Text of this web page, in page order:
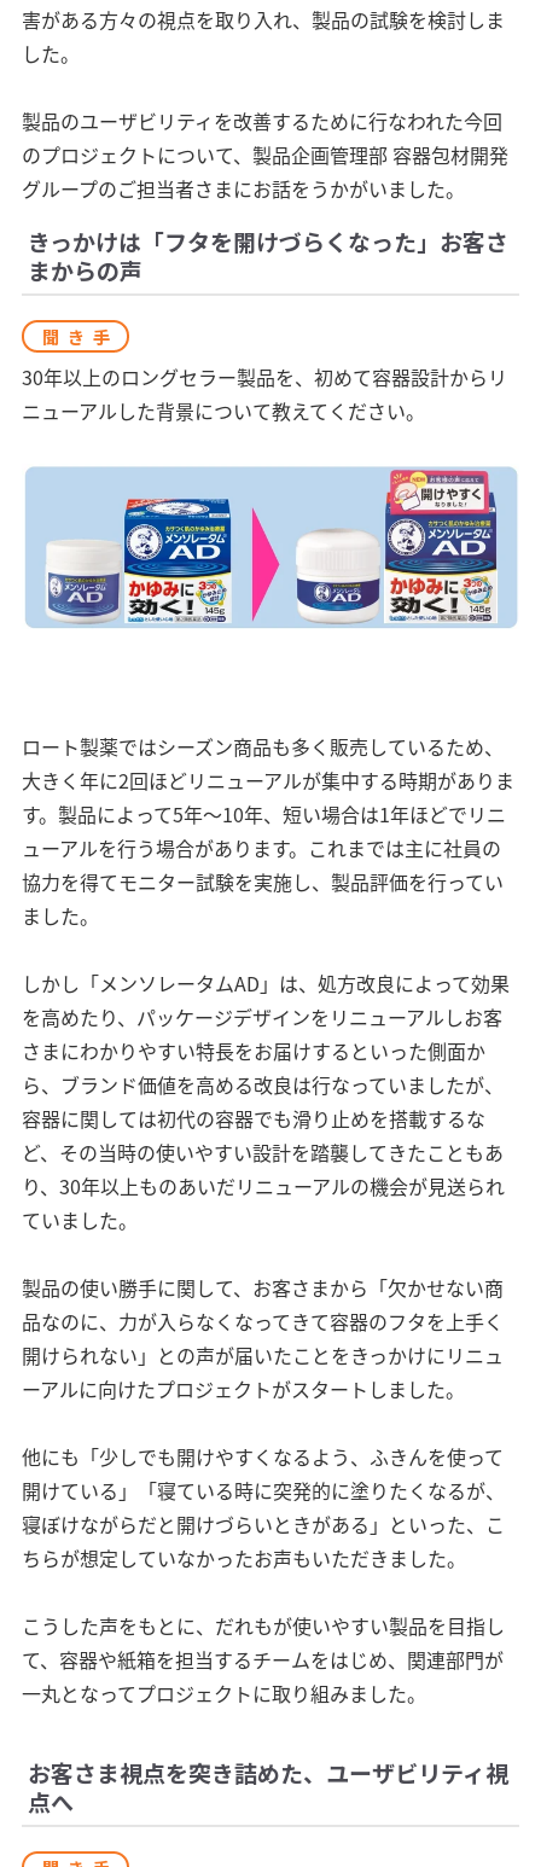
害がある方々の視点を取り入れ、製品の試験を検討しま
した。
製品のユーザビリティを改善するために行なわれた今回
のプロジェクトについて、製品企画管理部 容器包材開発
グループのご担当者さまにお話をうかがいました。
きっかけは「フタを開けづらくなった」お客さ
まからの声
聞き手
30年以上のロングセラー製品を、初めて容器設計からリ
ニューアルした背景について教えてください。
ロート製薬ではシーズン商品も多く販売しているため、
大きく年に2回ほどリニューアルが集中する時期がありま
す。製品によって5年〜10年、短い場合は1年ほどでリニ
ューアルを行う場合があります。これまでは主に社員の
協力を得てモニター試験を実施し、製品評価を行ってい
ました。
しかし「メンソレータムAD」は、処方改良によって効果
を高めたり、パッケージデザインをリニューアルしお客
さまにわかりやすい特長をお届けするといった側面か
ら、ブランド価値を高める改良は行なっていましたが、
容器に関しては初代の容器でも滑り止めを搭載するな
ど、その当時の使いやすい設計を踏襲してきたこともあ
り、30年以上ものあいだリニューアルの機会が見送られ
ていました。
製品の使い勝手に関して、お客さまから「欠かせない商
品なのに、力が入らなくなってきて容器のフタを上手く
開けられない」との声が届いたことをきっかけにリニュ
ーアルに向けたプロジェクトがスタートしました。
他にも「少しでも開けやすくなるよう、ふきんを使って
開けている」「寝ている時に突発的に塗りたくなるが、
寝ぼけながらだと開けづらいときがある」といった、こ
ちらが想定していなかったお声もいただきました。
こうした声をもとに、だれもが使いやすい製品を目指し
て、容器や紙箱を担当するチームをはじめ、関連部門が
一丸となってプロジェクトに取り組みました。
お客さま視点を突き詰めた、ユーザビリティ視
点へ